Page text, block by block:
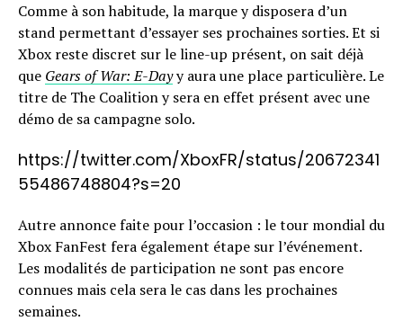
Comme à son habitude, la marque y disposera d’un
stand permettant d’essayer ses prochaines sorties. Et si
Xbox reste discret sur le line-up présent, on sait déjà
que Gears of War: E-Dayy aura une place particulière. Le
titre de The Coalition y sera en effet présent avec une
démo de sa campagne solo.
https://twitter.com/XboxFR/status/20672341
55486748804?s=20
Autre annonce faite pour l’occasion : le tour mondial du
Xbox FanFest fera également étape sur l’événement.
Les modalités de participation ne sont pas encore
connues mais cela sera le cas dans les prochaines
semaines.